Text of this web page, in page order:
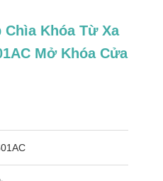
Khóa Từ Xa
Mở Khóa Cửa